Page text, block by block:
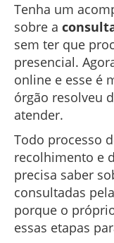
Tenha um
sobre a
sem ter que
presencial.
online e esse é
órgão resolveu
atender.
Todo processo
recolhimento e
precisa saber
consultadas
porque o
essas etapas